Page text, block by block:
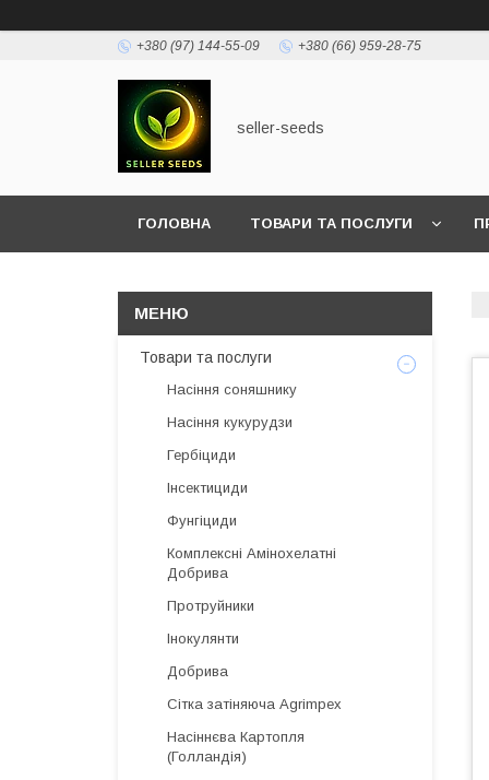
+380 (97) 144-55-09 +380 (66) 959-28-75
seller-seeds
ГОЛОВНА ТОВАРИ ТА ПОСЛУГИ
Товари та послуги
Насіння соняшнику
Насіння кукурудзи
Гербіциди
Інсектициди
Фунгіциди
Комплексні Амінохелатні
Добрива
Протруйники
Інокулянти
Добрива
Сітка затіняюча Agrimpex
Насіннєва Картопля
(Голландія)